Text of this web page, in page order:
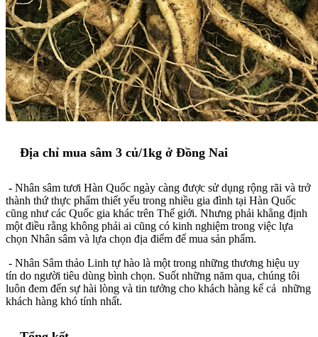
Địa chỉ mua sâm 3 củ/1kg ở Đồng Nai
- Nhân sâm tươi Hàn Quốc ngày càng được sử dụng rộng rãi và trở
thành thứ thực phẩm thiết yếu trong nhiều gia đình tại Hàn Quốc
cũng như các Quốc gia khác trên Thế giới. Nhưng phải khẳng định
một điều rằng không phải ai cũng có kinh nghiệm trong việc lựa
chọn Nhân sâm và lựa chọn địa điểm để mua sản phẩm.
- Nhân Sâm thảo Linh tự hào là một trong những thương hiệu uy
tín do người tiêu dùng bình chọn. Suốt những năm qua, chúng tôi
luôn đem đến sự hài lòng và tin tưởng cho khách hàng kể cả những
khách hàng khó tính nhất.